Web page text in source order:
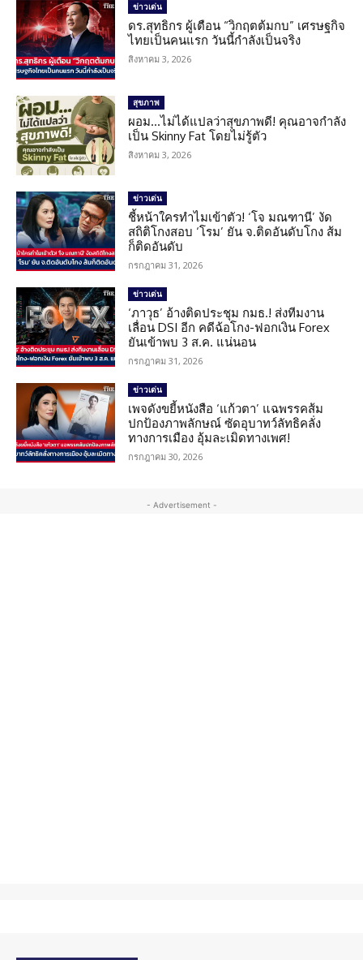
ข่าวเด่น
ดร.สุทธิกร ผู้เตือน “วิกฤตต้มกบ” เศรษฐกิจ
ไทยเป็นคนแรก วันนี้กำลังเป็นจริง
สิงหาคม 3, 2026
สุขภาพ
ผอม…ไม่ได้แปลว่าสุขภาพดี! คุณอาจกำลัง
เป็น Skinny Fat โดยไม่รู้ตัว
สิงหาคม 3, 2026
ข่าวเด่น
ชี้หน้าใครทำไมเข้าตัว! ‘โจ มณฑานี’ งัด
สถิติโกงสอบ ‘โรม’ ยัน จ.ติดอันดับโกง ส้ม
ก็ติดอันดับ
กรกฎาคม 31, 2026
ข่าวเด่น
‘ภาวุธ’ อ้างติดประชุม กมธ.! ส่งทีมงาน
เลื่อน DSI อีก คดีฉ้อโกง-ฟอกเงิน Forex
ยันเข้าพบ 3 ส.ค. แน่นอน
กรกฎาคม 31, 2026
ข่าวเด่น
เพจดังขยี้หนังสือ ‘แก้วตา’ แฉพรรคส้ม
ปกป้องภาพลักษณ์ ซัดอุบาทว์ลัทธิคลั่ง
ทางการเมือง อุ้มละเมิดทางเพศ!
กรกฎาคม 30, 2026
- Advertisement -